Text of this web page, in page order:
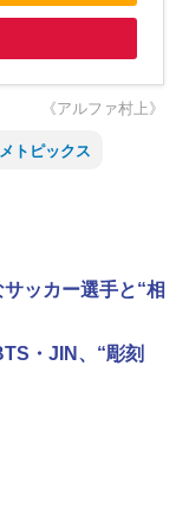
《アルファ村上》
トピックス
ッカー選手と“相
・JIN、“彫刻